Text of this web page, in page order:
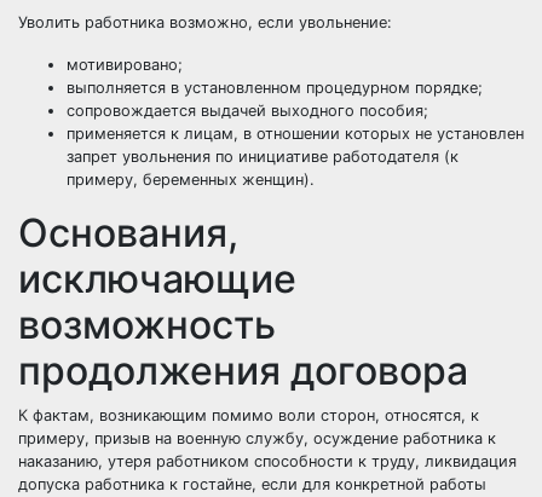
Уволить работника возможно, если увольнение:
мотивировано;
выполняется в установленном процедурном порядке;
сопровождается выдачей выходного пособия;
применяется к лицам, в отношении которых не установлен
запрет увольнения по инициативе работодателя (к
примеру, беременных женщин).
Основания,
исключающие
возможность
продолжения договора
К фактам, возникающим помимо воли сторон, относятся, к
примеру, призыв на военную службу, осуждение работника к
наказанию, утеря работником способности к труду, ликвидация
допуска работника к гостайне, если для конкретной работы